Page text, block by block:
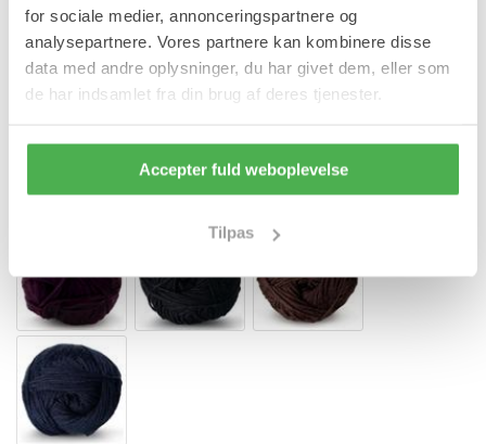
for sociale medier, annonceringspartnere og
analysepartnere. Vores partnere kan kombinere disse
data med andre oplysninger, du har givet dem, eller som
de har indsamlet fra din brug af deres tjenester.
Accepter fuld weboplevelse
Tilpas